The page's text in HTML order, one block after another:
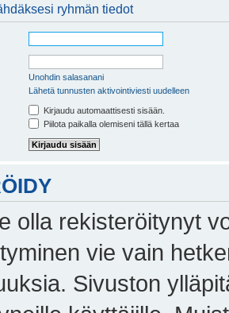
ryhmän tiedot
Unohdin salasanani
Lähetä tunnusten aktivointiviesti uudelleen
Kirjaudu automaattisesti sisään.
Piilota paikalla olemiseni tällä kertaa
olla rekisteröitynyt
vie vain
Sivuston